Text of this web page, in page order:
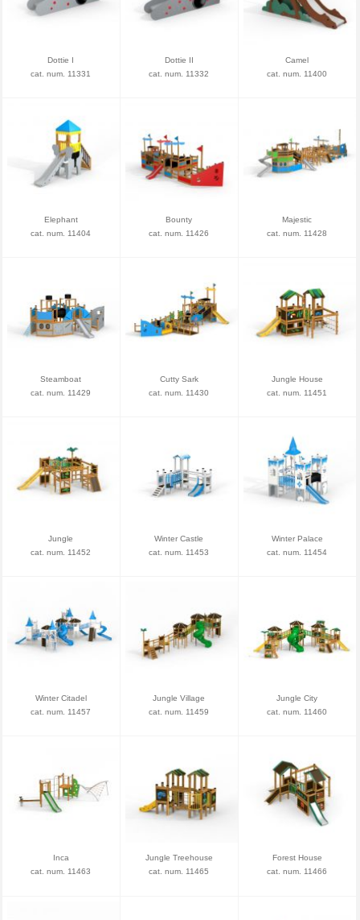
Dottie I
cat. num. 11331
Dottie II
cat. num. 11332
Camel
cat. num. 11400
Elephant
cat. num. 11404
Bounty
cat. num. 11426
Majestic
cat. num. 11428
Steamboat
cat. num. 11429
Cutty Sark
cat. num. 11430
Jungle House
cat. num. 11451
Jungle
cat. num. 11452
Winter Castle
cat. num. 11453
Winter Palace
cat. num. 11454
Winter Citadel
cat. num. 11457
Jungle Village
cat. num. 11459
Jungle City
cat. num. 11460
Inca
cat. num. 11463
Jungle Treehouse
cat. num. 11465
Forest House
cat. num. 11466